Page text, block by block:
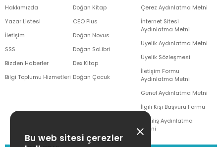
Hakkımızda
Yazar Listesi
İletişim
SSS
Bizden Haberler
Bilgi Toplumu Hizmetleri
Doğan Kitap
CEO Plus
Doğan Novus
Doğan SoLibri
Dex Kitap
Doğan Çocuk
Çerez Aydınlatma Metni
İnternet Sitesi
Aydınlatma Metni
Üyelik Aydınlatma Metni
Üyelik Sözleşmesi
İletişim Formu
Aydınlatma Metni
Genel Aydınlatma Metni
İlgili Kişi Başvuru Formu
Çekiliş Aydınlatma
Metni
Bu web sitesi çerezler